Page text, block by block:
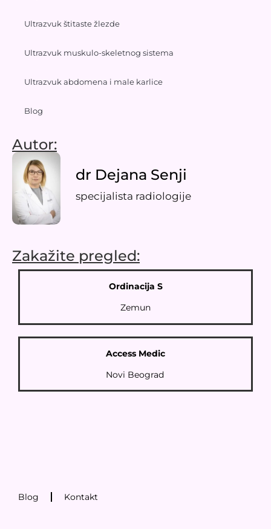
Ultrazvuk štitaste žlezde
Ultrazvuk muskulo-skeletnog sistema
Ultrazvuk abdomena i male karlice
Blog
Autor:
dr Dejana Senji
specijalista radiologije
Zakažite pregled:​
Ordinacija S
Zemun
Access Medic
Novi Beograd
Blog Kontakt